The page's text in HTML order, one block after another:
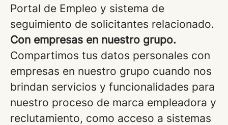
Portal de Empleo y sistema de
seguimiento de solicitantes relacionado.
Con empresas en nuestro grupo.
Compartimos tus datos personales con
empresas en nuestro grupo cuando nos
brindan servicios y funcionalidades para
nuestro proceso de marca empleadora y
reclutamiento, como acceso a sistemas